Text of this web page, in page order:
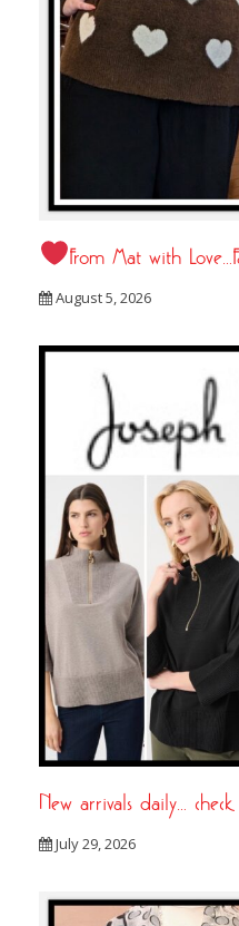
From Mat with
August 5, 2026
New arrivals daily…
July 29, 2026